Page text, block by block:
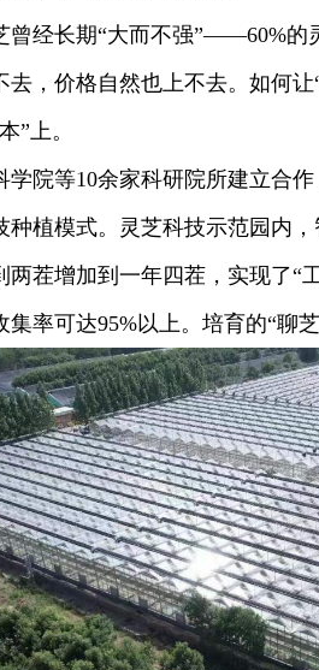
经长期“大而不强”——60%的
去，价格自然也上不去。如何
”上。
等10余家科研院所建立合作
种植模式。灵芝科技示范园内
两茬增加到一年四茬，实现了“
集率可达95%以上。培育的“聊